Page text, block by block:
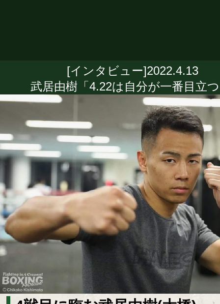
[インタビュー]2022.4.13
武居由樹「4.22は自分が一番目立